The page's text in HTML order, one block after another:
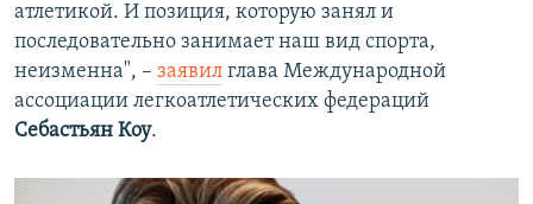
атлетикой. И позиция, которую занял и
последовательно занимает наш вид спорта,
неизменна", – заявил глава Международной
ассоциации легкоатлетических федераций
Себастьян Коу.